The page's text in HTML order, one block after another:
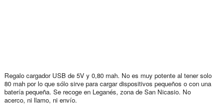
Regalo cargador USB de 5V y 0,80 mah. No es muy potente al tener solo
80 mah por lo que sólo sirve para cargar dispositivos pequeños o con una
batería pequeña. Se recoge en Leganés, zona de San Nicasio. No
acerco, ni llamo, ni envío.